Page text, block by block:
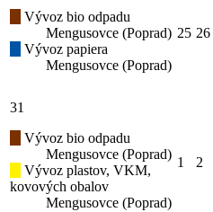
Vývoz bio odpadu
Mengusovce (Poprad)
Vývoz papiera
Mengusovce (Poprad)
25 26
31
Vývoz bio odpadu
Mengusovce (Poprad)
Vývoz plastov, VKM,
kovových obalov
Mengusovce (Poprad)
1 2